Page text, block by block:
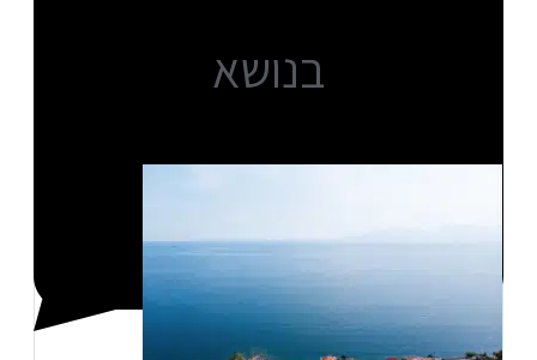
בנושא